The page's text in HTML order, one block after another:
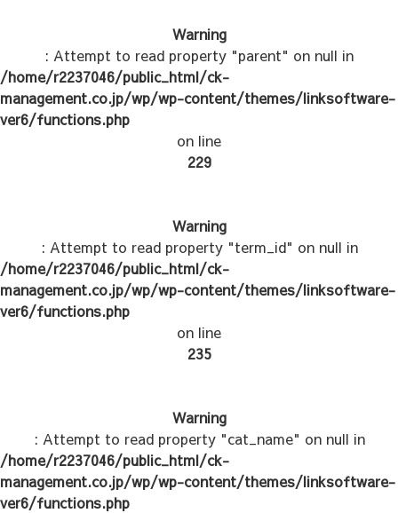
Warning
: Attempt to read property "parent" on null in
/home/r2237046/public_html/ck-
management.co.jp/wp/wp-content/themes/linksoftware-
ver6/functions.php
on line
229
Warning
: Attempt to read property "term_id" on null in
/home/r2237046/public_html/ck-
management.co.jp/wp/wp-content/themes/linksoftware-
ver6/functions.php
on line
235
Warning
: Attempt to read property "cat_name" on null in
/home/r2237046/public_html/ck-
management.co.jp/wp/wp-content/themes/linksoftware-
ver6/functions.php